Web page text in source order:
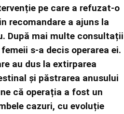
pe care a refuzat-o
recomandare a ajuns la
După mai multe consultații
s-a decis operarea ei.
au dus la extirparea
și păstrarea anusului
că operația a fost un
cazuri, cu evoluție